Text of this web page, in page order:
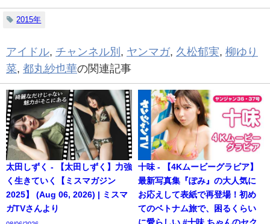
2015年
アイドル, チャンネル別 , ヤンマガ, 久松郁実, 柳ゆり
菜, 都丸紗也華の関連記事
太田しずく - 【太田しずく】力強
く生きていく【ミスマガジン
2025】 (Aug 06, 2026) | ミスマ
ガTVさんより
十味 - 【4Kムービーグラビア】
最新写真集『ぽみ』の大人気に
お応えして表紙で再登場！初め
てのベトナム旅で、困るくらい